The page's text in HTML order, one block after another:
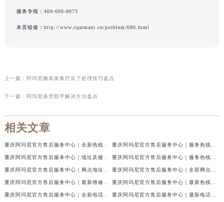
服务专线： 400-006-0073
本页链接： http://www.cqarmani.cn/problem/680.html
上一篇： 阿玛尼腕表发条拧反了处理技巧盘点
下一篇： 阿玛尼表壳割手解决方法盘点
相关文章